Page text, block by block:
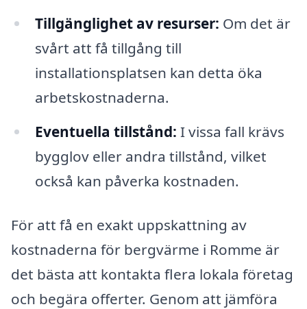
Tillgänglighet av resurser: Om det är
svårt att få tillgång till
installationsplatsen kan detta öka
arbetskostnaderna.
Eventuella tillstånd: I vissa fall krävs
bygglov eller andra tillstånd, vilket
också kan påverka kostnaden.
För att få en exakt uppskattning av
kostnaderna för bergvärme i Romme är
det bästa att kontakta flera lokala företag
och begära offerter. Genom att jämföra